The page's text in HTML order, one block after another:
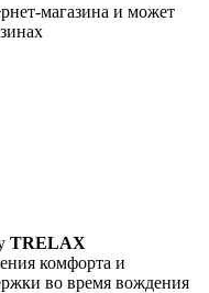
магазина и может
TRELAX
комфорта и
во время вождения